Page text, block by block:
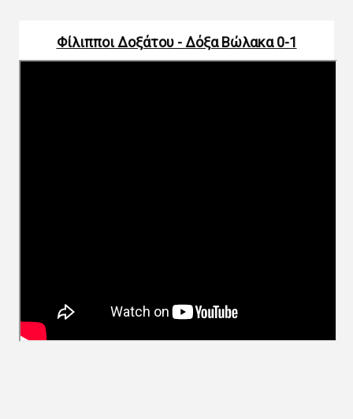
Φίλιπποι Δοξάτου - Δόξα Βώλακα 0-1